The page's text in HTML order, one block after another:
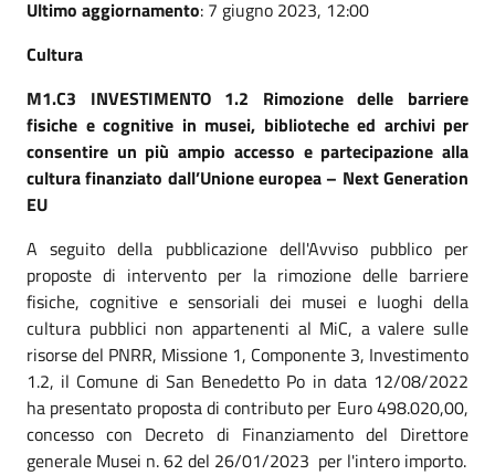
Ultimo aggiornamento: 7 giugno 2023, 12:00
Cultura
M1.C3 INVESTIMENTO 1.2 Rimozione delle barriere
fisiche e cognitive in musei, biblioteche ed archivi per
consentire un più ampio accesso e partecipazione alla
cultura finanziato dall’Unione europea – Next Generation
EU
A seguito della pubblicazione dell'Avviso pubblico per
proposte di intervento per la rimozione delle barriere
fisiche, cognitive e sensoriali dei musei e luoghi della
cultura pubblici non appartenenti al MiC, a valere sulle
risorse del PNRR, Missione 1, Componente 3, Investimento
1.2, il Comune di San Benedetto Po in data 12/08/2022
ha presentato proposta di contributo per Euro 498.020,00,
concesso con Decreto di Finanziamento del Direttore
generale Musei n. 62 del 26/01/2023 per l'intero importo.